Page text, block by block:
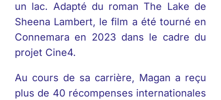
un lac. Adapté du roman The Lake de
Sheena Lambert, le film a été tourné en
Connemara en 2023 dans le cadre du
projet Cine4.
Au cours de sa carrière, Magan a reçu
plus de 40 récompenses internationales